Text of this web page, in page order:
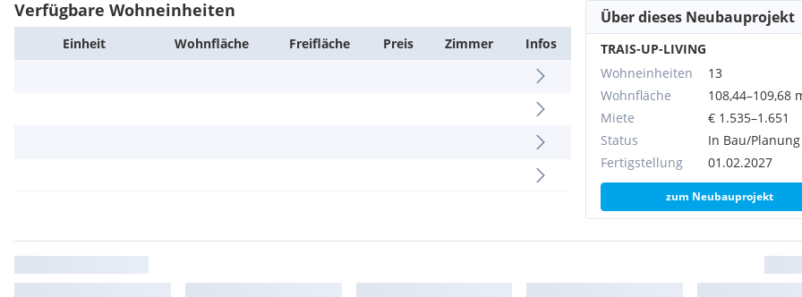
Verfügbare Wohneinheiten
Einheit Wohn­fläche Frei­fläche Preis Zimmer Infos
Über dieses Neubauprojekt
TRAIS-UP-LIVING
Wohneinheiten
13
Wohnfläche
108,44–109,68
Miete
€ 1.535–1.651
Status
In Bau/Planung
Fertigstellung
01.02.2027
zum Neubauprojekt